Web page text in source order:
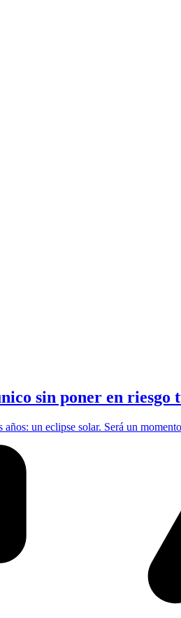
sin poner en riesgo
un eclipse solar. Será un